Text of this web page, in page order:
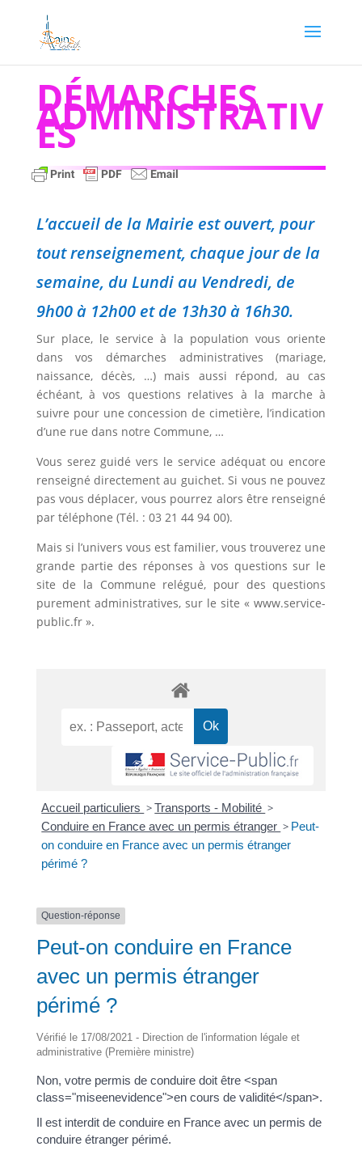
DÉMARCHES
ADMINISTRATIV
ES
L’accueil de la Mairie est ouvert, pour
tout renseignement, chaque jour de la
semaine, du Lundi au Vendredi, de
9h00 à 12h00 et de 13h30 à 16h30.
Sur place, le service à la population vous oriente
dans vos démarches administratives (mariage,
naissance, décès, …) mais aussi répond, au cas
échéant, à vos questions relatives à la marche à
suivre pour une concession de cimetière, l’indication
d’une rue dans notre Commune, …
Vous serez guidé vers le service adéquat ou encore
renseigné directement au guichet. Si vous ne pouvez
pas vous déplacer, vous pourrez alors être renseigné
par téléphone (Tél. : 03 21 44 94 00).
Mais si l’univers vous est familier, vous trouverez une
grande partie des réponses à vos questions sur le
site de la Commune relégué, pour des questions
purement administratives, sur le site « www.service-
public.fr ».
Accueil particuliers >Transports - Mobilité >
Conduire en France avec un permis étranger > Peut-
on conduire en France avec un permis étranger
périmé ?
Question-réponse
Peut-on conduire en France
avec un permis étranger
périmé ?
Vérifié le 17/08/2021 - Direction de l'information légale et
administrative (Première ministre)
Non, votre permis de conduire doit être <span
class="miseenevidence">en cours de validité</span>.
Il est interdit de conduire en France avec un permis de
conduire étranger périmé.